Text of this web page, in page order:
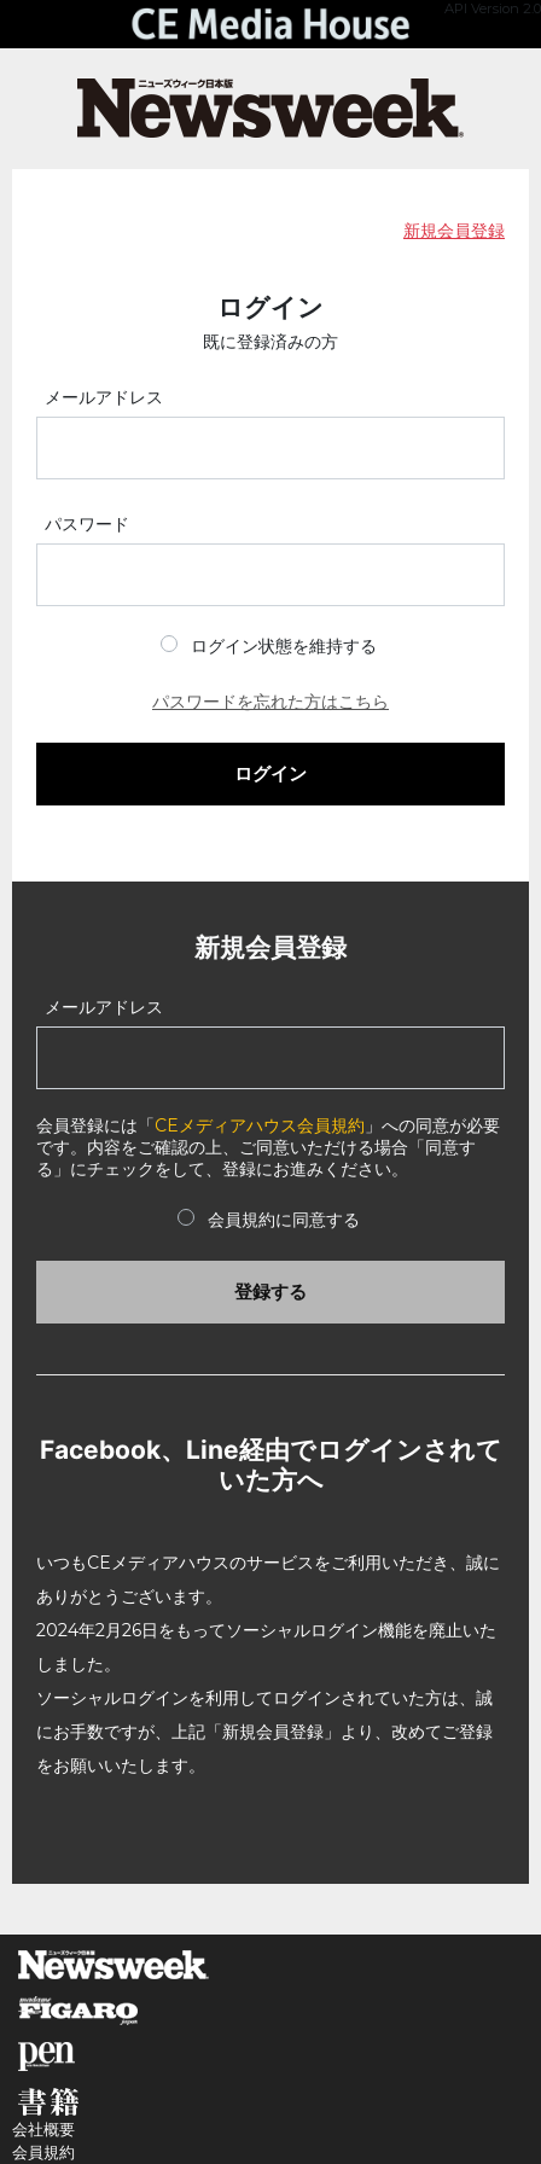
API Version 2.0
新規会員登録
ログイン
既に登録済みの方
メールアドレス
パスワード
ログイン状態を維持する
パスワードを忘れた方はこちら
ログイン
新規会員登録
メールアドレス
会員登録には「CEメディアハウス会員規約 」への同意が必要
です。内容をご確認の上、ご同意いただける場合「同意す
る」にチェックをして、登録にお進みください。
会員規約に同意する
登録する
Facebook、Line経由でログインされて
いた方へ
いつもCEメディアハウスのサービスをご利用いただき、誠に
ありがとうございます。
2024年2月26日をもってソーシャルログイン機能を廃止いた
しました。
ソーシャルログインを利用してログインされていた方は、誠
にお手数ですが、上記「新規会員登録」より、改めてご登録
をお願いいたします。
会社概要
会員規約